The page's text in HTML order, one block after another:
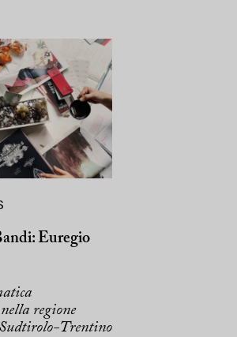
Euregio
regione
Trentino